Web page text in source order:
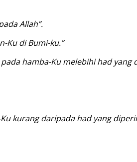
Allah”.
Ku di Bumi-ku.”
hamba-Ku melebihi had yang
kurang daripada had yang